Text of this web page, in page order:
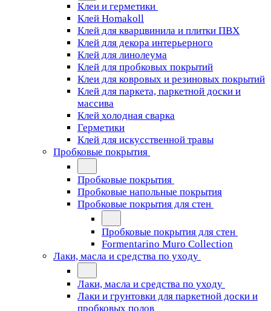
Клеи и герметики
Клей Homakoll
Клей для кварцвинила и плитки ПВХ
Клей для декора интерьерного
Клей для линолеума
Клей для пробковых покрытий
Клеи для ковровых и резиновых покрытий
Клей для паркета, паркетной доски и
массива
Клей холодная сварка
Герметики
Клей для искусственной травы
Пробковые покрытия
Пробковые покрытия
Пробковые напольные покрытия
Пробковые покрытия для стен
Пробковые покрытия для стен
Formentarino Muro Collection
Лаки, масла и средства по уходу
Лаки, масла и средства по уходу
Лаки и грунтовки для паркетной доски и
пробковых полов